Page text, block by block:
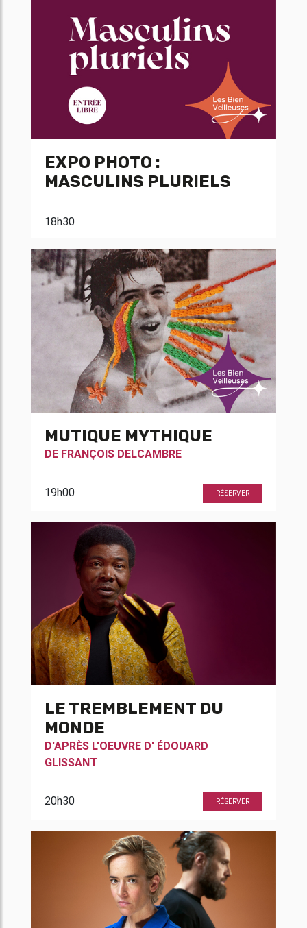
EXPO PHOTO :
MASCULINS PLURIELS
18h30
MUTIQUE MYTHIQUE
DE FRANÇOIS DELCAMBRE
19h00 RÉSERVER
LE TREMBLEMENT DU
MONDE
D'APRÈS L'OEUVRE D' ÉDOUARD
GLISSANT
20h30 RÉSERVER